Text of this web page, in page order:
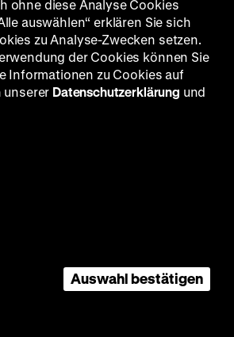
ohne diese Analyse Cookies
auswählen“ erklären Sie sich
zu Analyse-Zwecken setzen.
der Cookies können Sie
Informationen zu Cookies auf
unserer Datenschutzerklärung und
Auswahl bestätigen